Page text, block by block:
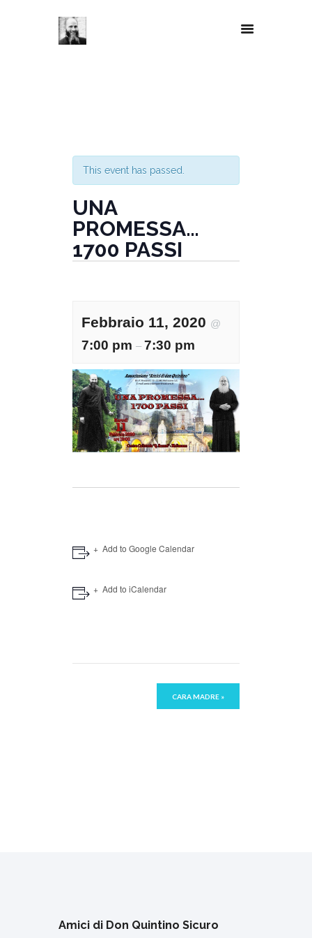
This event has passed.
UNA
PROMESSA…
1700 PASSI
Febbraio 11, 2020 @
7:00 pm – 7:30 pm
Add to Google Calendar
Add to iCalendar
CARA MADRE »
Amici di Don Quintino Sicuro